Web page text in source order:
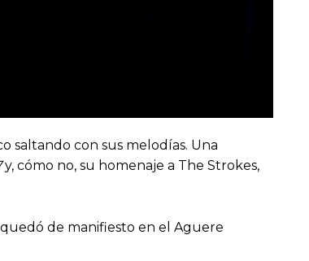
saltando con sus melodías. Una
y, cómo no, su homenaje a The Strokes,
de manifiesto en el Aguere